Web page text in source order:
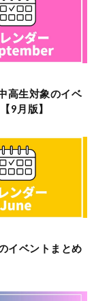
高生対象のイベ
9月版】
イベントまとめ